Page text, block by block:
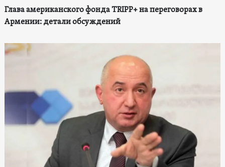
Глава американского фонда TRIPP+ на переговорах в
Армении: детали обсуждений